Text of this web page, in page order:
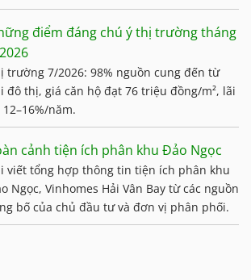
điểm đáng chú ý thị trường tháng
trường 7/2026: 98% nguồn cung đến từ
đô thị, giá căn hộ đạt 76 triệu đồng/m², lãi
năm.
cảnh tiện ích phân khu Đảo Ngọc
viết tổng hợp thông tin tiện ích phân khu
Ngọc, Vinhomes Hải Vân Bay từ các nguồn
bố của chủ đầu tư và đơn vị phân phối.